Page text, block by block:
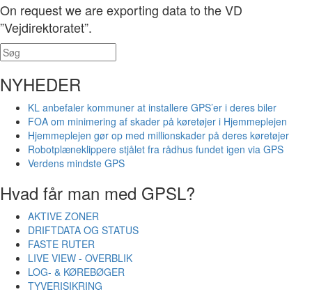
On request we are exporting data to the VD
”Vejdirektoratet”.
NYHEDER
KL anbefaler kommuner at installere GPS’er i deres biler
FOA om minimering af skader på køretøjer i Hjemmeplejen
Hjemmeplejen gør op med millionskader på deres køretøjer
Robotplæneklippere stjålet fra rådhus fundet igen via GPS
Verdens mindste GPS
Hvad får man med GPSL?
AKTIVE ZONER
DRIFTDATA OG STATUS
FASTE RUTER
LIVE VIEW - OVERBLIK
LOG- & KØREBØGER
TYVERISIKRING